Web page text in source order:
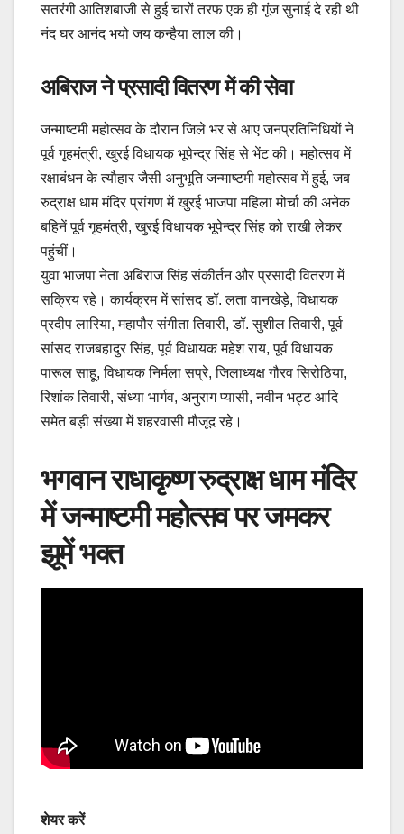
सतरंगी आतिशबाजी से हुई चारों तरफ एक ही गूंज सुनाई दे रही थी
नंद घर आनंद भयो जय कन्हैया लाल की।
अबिराज ने प्रसादी वितरण में की सेवा
जन्माष्टमी महोत्सव के दौरान जिले भर से आए जनप्रतिनिधियों ने
पूर्व गृहमंत्री, खुरई विधायक भूपेन्द्र सिंह से भेंट की। महोत्सव में
रक्षाबंधन के त्यौहार जैसी अनुभूति जन्माष्टमी महोत्सव में हुई, जब
रुद्राक्ष धाम मंदिर प्रांगण में खुरई भाजपा महिला मोर्चा की अनेक
बहिनें पूर्व गृहमंत्री, खुरई विधायक भूपेन्द्र सिंह को राखी लेकर
पहुंचीं।
युवा भाजपा नेता अबिराज सिंह संकीर्तन और प्रसादी वितरण में
सक्रिय रहे। कार्यक्रम में सांसद डॉ. लता वानखेड़े, विधायक
प्रदीप लारिया, महापौर संगीता तिवारी, डॉ. सुशील तिवारी, पूर्व
सांसद राजबहादुर सिंह, पूर्व विधायक महेश राय, पूर्व विधायक
पारूल साहू, विधायक निर्मला सप्रे, जिलाध्यक्ष गौरव सिरोठिया,
रिशांक तिवारी, संध्या भार्गव, अनुराग प्यासी, नवीन भट्ट आदि
समेत बड़ी संख्या में शहरवासी मौजूद रहे।
भगवान राधाकृष्ण रुद्राक्ष धाम मंदिर
में जन्माष्टमी महोत्सव पर जमकर
झूमें भक्त
शेयर करें